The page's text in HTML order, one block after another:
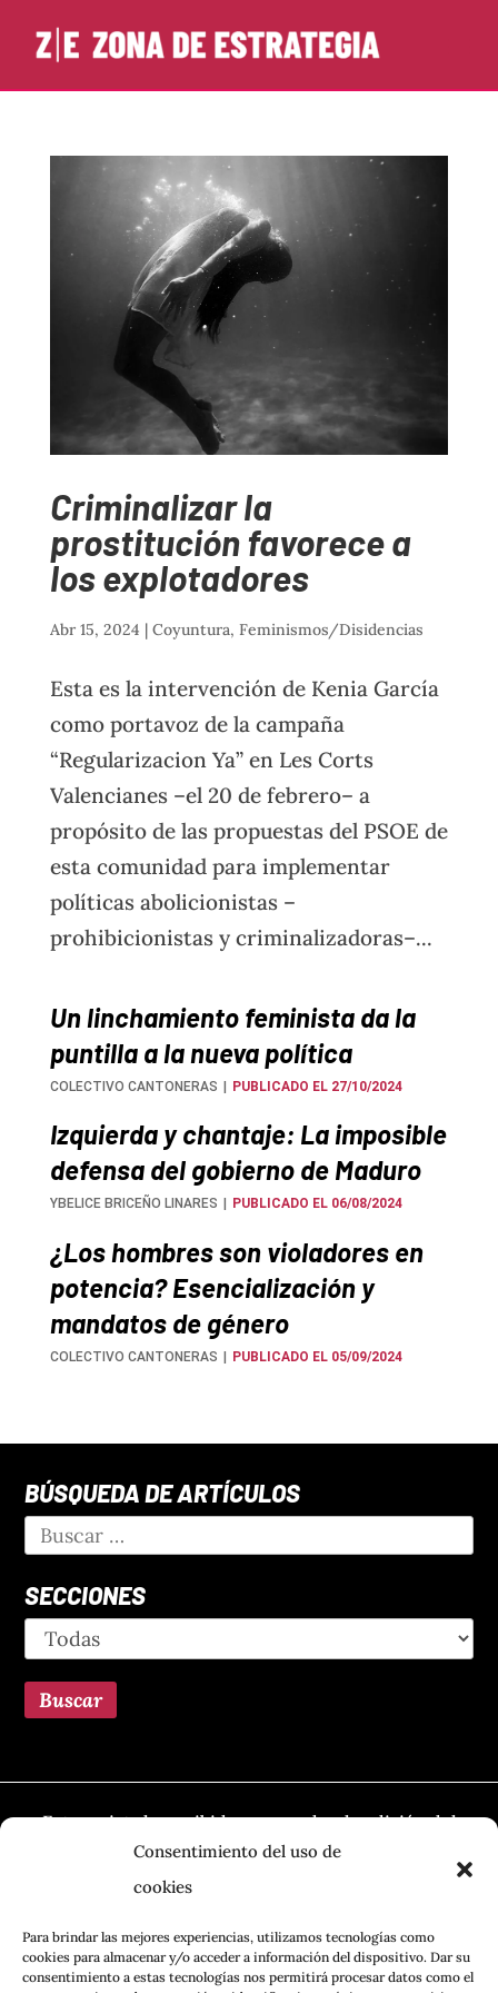
Consentimiento del uso de
cookies
Para brindar las mejores experiencias, utilizamos tecnologías como
cookies para almacenar y/o acceder a información del dispositivo. Dar su
consentimiento a estas tecnologías nos permitirá procesar datos como el
Criminalizar la
prostitución favorece a
los explotadores
Abr 15, 2024 | Coyuntura, Feminismos/Disidencias
Esta es la intervención de Kenia García
como portavoz de la campaña
“Regularizacion Ya” en Les Corts
Valencianes –el 20 de febrero– a
propósito de las propuestas del PSOE de
esta comunidad para implementar
políticas abolicionistas –
prohibicionistas y criminalizadoras–...
Un linchamiento feminista da la
puntilla a la nueva política
COLECTIVO CANTONERAS PUBLICADO EL 27/10/2024
Izquierda y chantaje: La imposible
defensa del gobierno de Maduro
YBELICE BRICEÑO LINARES PUBLICADO EL 06/08/2024
¿Los hombres son violadores en
potencia? Esencialización y
mandatos de género
COLECTIVO CANTONERAS PUBLICADO EL 05/09/2024
BÚSQUEDA DE ARTÍCULOS
SECCIONES
Esta revista ha recibido una ayuda a la edición del
Ministerio de Cultura, a través de la Dirección
General del Libro, del Cómic y de la Lectura